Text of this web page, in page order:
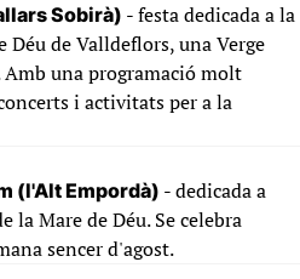
Sobirà) - festa dedicada a la
de Valldeflors, una Verge
Amb una programació molt
i activitats per a la
(l'Alt Empordà) - dedicada a
la Mare de Déu. Se celebra
sencer d'agost.